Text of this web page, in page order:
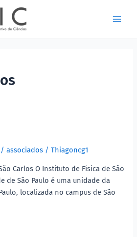
/associados /Thiagoncg1
Carlos O Instituto de Física de São
de São Paulo é uma unidade da
localizada no campus de São